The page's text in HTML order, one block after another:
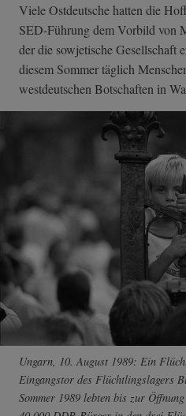
Viele Ostdeutsche hatten die
SED-Führung dem Vorbild von
der die sowjetische Gesellschaft
diesem Sommer täglich
westdeutschen Botschaften in
Ungarn, 10. August 1989: Ein
Eingangstor des Flüchtlingslagers
Sommer 1989 lebten bis zur